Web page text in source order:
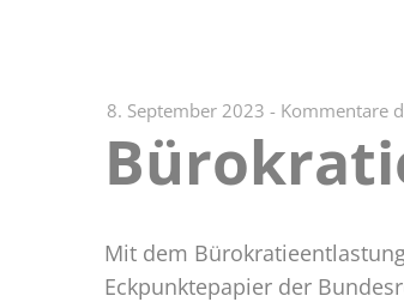
8. September 2023 - Kommentare
Mit dem
Eckpunktepapier der